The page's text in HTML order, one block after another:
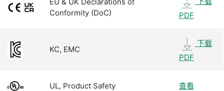
Conformity (DoC)
PDF
KC, EMC
下载
PDF
UL, Product Safety 查看